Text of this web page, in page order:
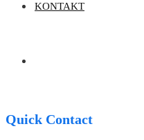
KONTAKT
Quick Contact